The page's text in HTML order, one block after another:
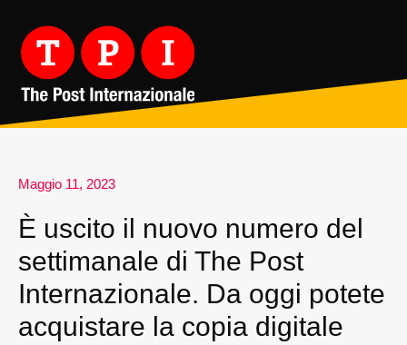
Maggio 11, 2023
È uscito il nuovo numero del
settimanale di The Post
Internazionale. Da oggi potete
acquistare la copia digitale